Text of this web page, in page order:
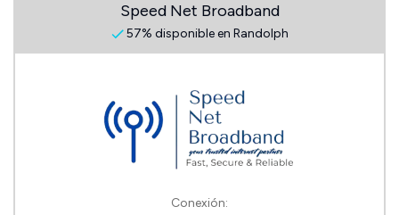
Speed Net Broadband
57% disponible en Randolph
Conexión: